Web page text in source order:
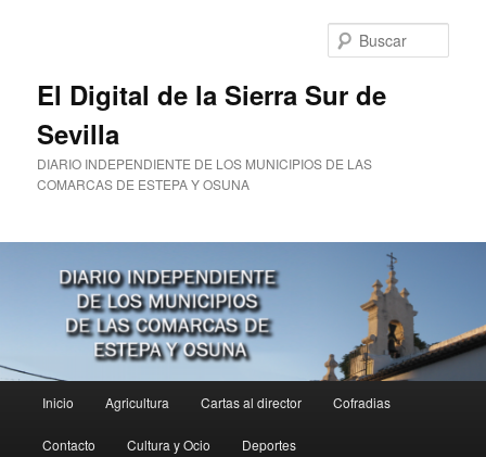
El Digital de la Sierra Sur de
Sevilla
DIARIO INDEPENDIENTE DE LOS MUNICIPIOS DE LAS
COMARCAS DE ESTEPA Y OSUNA
principal
Inicio Agricultura Cartas al director Cofradias
Contacto Cultura y Ocio Deportes